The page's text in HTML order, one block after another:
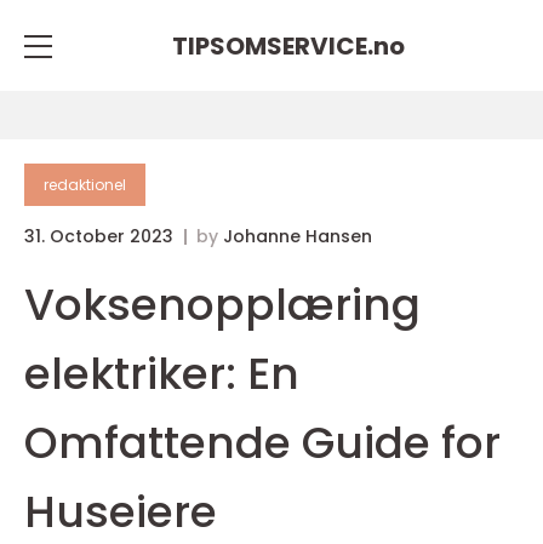
TIPSOMSERVICE.no
redaktionel
31. October 2023 by Johanne Hansen
Voksenopplæring
elektriker: En
Omfattende Guide for
Huseiere